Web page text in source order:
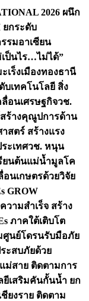
2026 ผนึก
ยกระดับ
รมอาเซียน
ป็นไร…ไม่ได้”
เร็งเมืองทองธานี
บเทคโนโลยี สิ่ง
อนเศรษฐกิจวช.
สร้างคุณูปการด้าน
สตร์ สร้างแรง
ะเทศวช. หนุน
ยนต้นแม่น้ำมูลโค
นเกษตรด้วยวิจัย
GROW
วามสำเร็จ สร้าง
ภาคใต้เติบโต
ศูนย์โดรนรับมือภัย
ะสบภัยด้วย
ม่สาย ติดตามการ
ยีเสริมคันกั้นน้ำ ยก
ชียงราย ติดตาม